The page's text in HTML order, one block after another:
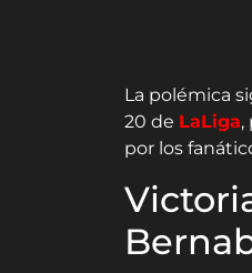
La polémica
20 de LaLiga,
por los